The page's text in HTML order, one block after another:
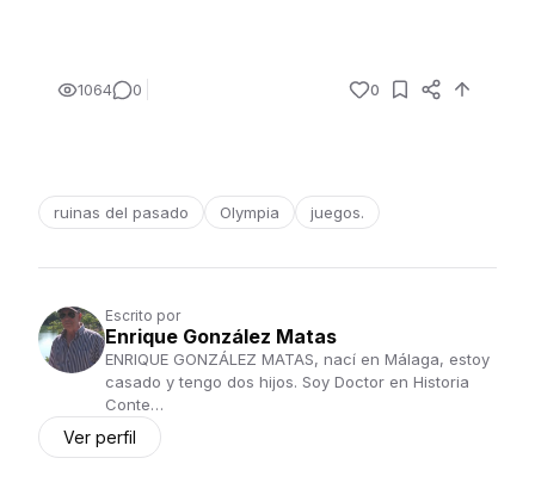
1064 0 0
ruinas del pasado Olympia juegos.
Escrito por
Enrique González Matas
ENRIQUE GONZÁLEZ MATAS, nací en Málaga, estoy
casado y tengo dos hijos. Soy Doctor en Historia
Conte…
Ver perfil